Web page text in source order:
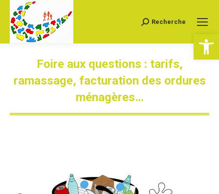
Recherche
Recherche
Foire aux questions : tarifs,
ramassage, facturation des ordures
ménagères…
Vous êtes ici :